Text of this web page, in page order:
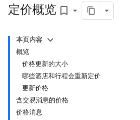
定价概览 bookmark_border
本页内容
概览
价格更新的大小
哪些酒店和行程会重新定价
更新价格
含交易消息的价格
价格消息